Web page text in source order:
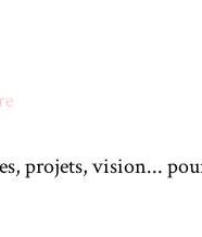
projets, vision...